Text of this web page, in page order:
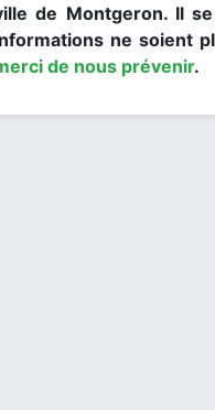
de Montgeron. Il
ne soient
de nous prévenir.